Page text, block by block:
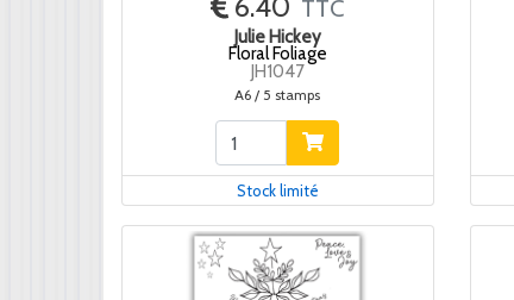
TTC
Julie Hickey
Floral Foliage
JH1047
A6 / 5 stamps
Stock limité